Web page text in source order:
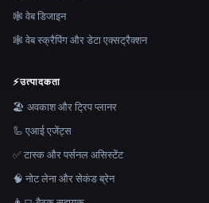
🕸 वेब डिजाइन
🕸️ वेब स्क्रैपिंग और डेटा एक्सट्रैक्शन
⚡उत्पादकता
🏖 अवकाश और ट्रिप प्लानर
🦾 एआई एजेंट्स
✅ टास्क और पर्सनल असिस्टेंट
🧠 नोट लेना और सेकंड ब्रेन